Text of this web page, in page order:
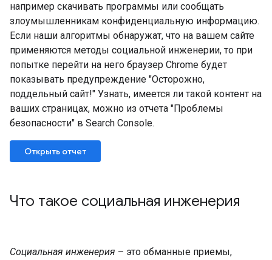
например скачивать программы или сообщать
злоумышленникам конфиденциальную информацию.
Если наши алгоритмы обнаружат, что на вашем сайте
применяются методы социальной инженерии, то при
попытке перейти на него браузер Chrome будет
показывать предупреждение "Осторожно,
поддельный сайт!" Узнать, имеется ли такой контент на
ваших страницах, можно из отчета "Проблемы
безопасности" в Search Console.
Открыть отчет
Что такое социальная инженерия
Социальная инженерия – это обманные приемы,